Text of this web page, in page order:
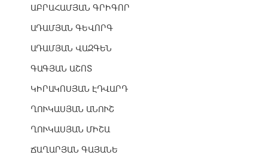
ԱԲՐԱՀԱՄՅԱՆ ԳՐԻԳՈՐ
ԱԴԱՄՅԱՆ ԳԵՎՈՐԳ
ԱԴԱՄՅԱՆ ՎԱԶԳԵՆ
ԳԱԳՅԱՆ ԱՇՈՏ
ԿԻՐԱԿՈՍՅԱՆ ԷԴՎԱՐԴ
ՂՈՒԿԱՍՅԱՆ ԱՆՈՒՇ
ՂՈՒԿԱՍՅԱՆ ՄԻՇԱ
ՃԱՂԱՐՅԱՆ ԳԱՅԱՆԵ